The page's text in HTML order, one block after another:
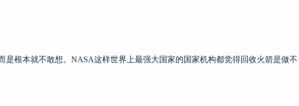
根本就不敢想。NASA这样世界上最强大国家的国家机构都觉得回收火箭是做不